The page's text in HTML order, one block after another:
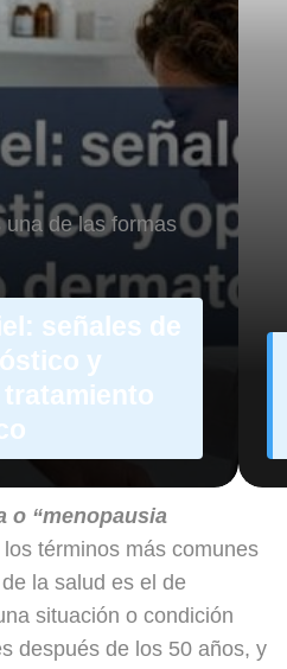
señales de
y
de las formas
o “menopausia
los términos más comunes
la salud es el de
situación o condición
después de los 50 años, y